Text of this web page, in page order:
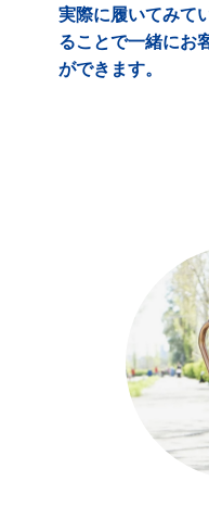
実際に履いてみて
ることで一緒にお
ができます。